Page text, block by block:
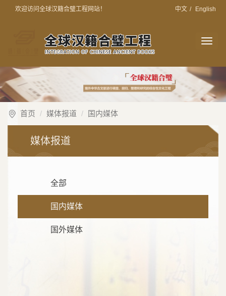
欢迎访问全球汉籍合璧工程网站！ 中文 / English
切
导
航
首页 媒体报道 国内媒体
媒体报道
全部
国内媒体
国外媒体